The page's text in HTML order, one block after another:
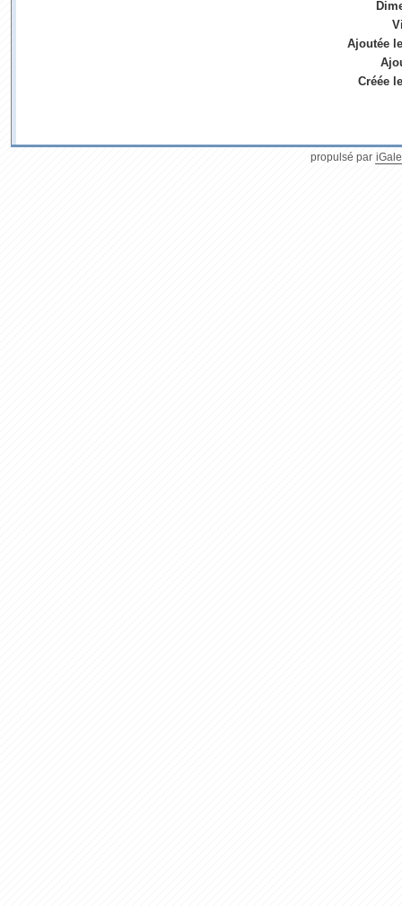
Ajoutée le
Créée le
propulsé par